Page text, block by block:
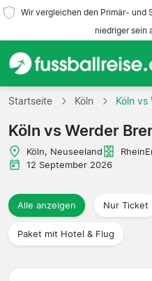
Wir vergleichen den Primär- und
niedriger sein
Startseite
Mannschaften
Ligen
Reisebüros
Startseite Köln Köln vs
Köln vs Werder
Köln, Neuseeland
12 September 2026
Alle anzeigen Nur Ticket
Paket mit Hotel & Flug